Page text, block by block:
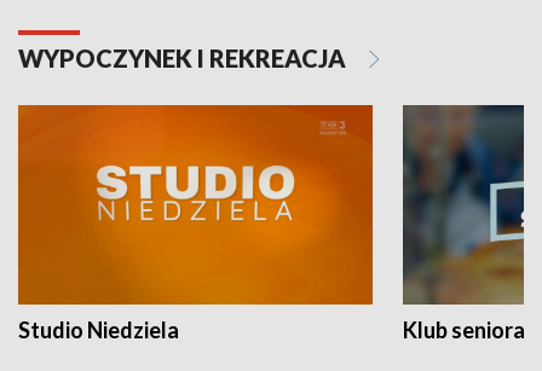
WYPOCZYNEK I REKREACJA
Studio Niedziela Klub seniora